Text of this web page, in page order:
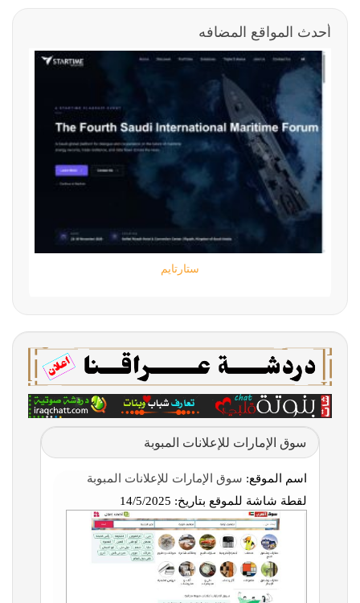
أحدث المواقع المضافه
ستارتايم
سوق الإمارات للإعلانات المبوبة
اسم الموقع: سوق الإمارات للإعلانات المبوبة
لقطة شاشة للموقع بتاريخ: